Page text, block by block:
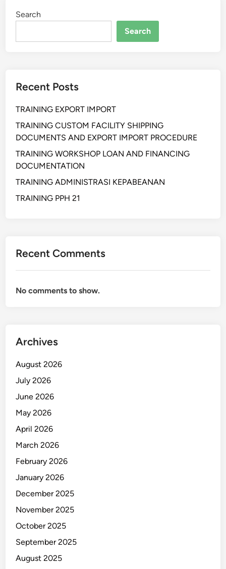
Search
Search
Recent Posts
TRAINING EXPORT IMPORT
TRAINING CUSTOM FACILITY SHIPPING
DOCUMENTS AND EXPORT IMPORT PROCEDURE
TRAINING WORKSHOP LOAN AND FINANCING
DOCUMENTATION
TRAINING ADMINISTRASI KEPABEANAN
TRAINING PPH 21
Recent Comments
No comments to show.
Archives
August 2026
July 2026
June 2026
May 2026
April 2026
March 2026
February 2026
January 2026
December 2025
November 2025
October 2025
September 2025
August 2025